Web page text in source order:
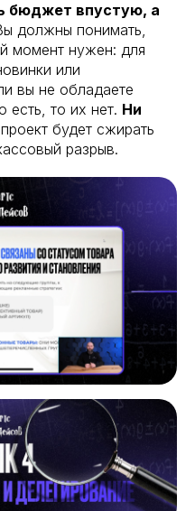
бюджет впустую, а
должны понимать,
момент нужен: для
или
вы не обладаете
есть, то их нет. Ни
проект будет сжирать
разрыв.